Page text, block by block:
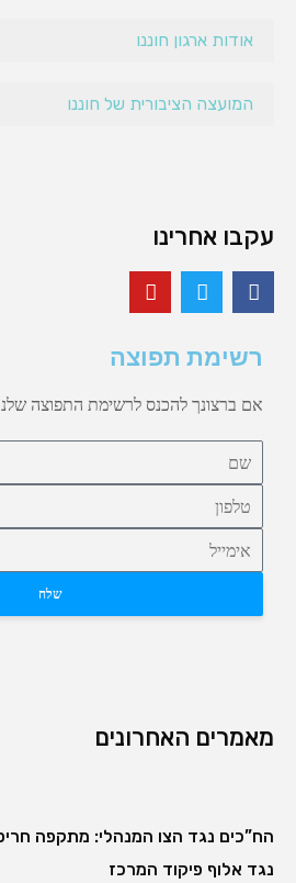
אודות ארגון חוננו
המועצה הציבורית של חוננו
עקבו אחרינו
רשימת תפוצה
אם ברצונך להכנס לרשימת התפוצה
שלח
מאמרים האחרונים
הח”כים נגד הצו המנהלי: מתקפה
נגד אלוף פיקוד המרכז